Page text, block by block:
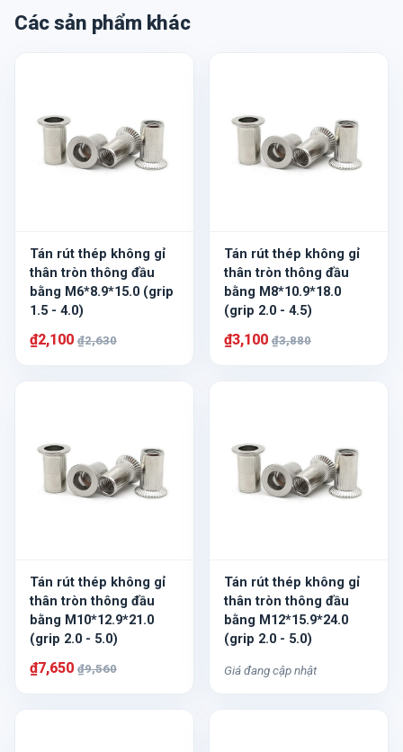
Các sản phẩm khác
Tán rút thép không gỉ
thân tròn thông đầu
bằng M6*8.9*15.0 (grip
1.5 - 4.0)
₫2,100 ₫2,630
Tán rút thép không gỉ
thân tròn thông đầu
bằng M8*10.9*18.0
(grip 2.0 - 4.5)
₫3,100 ₫3,880
Tán rút thép không gỉ
thân tròn thông đầu
bằng M10*12.9*21.0
(grip 2.0 - 5.0)
₫7,650 ₫9,560
Tán rút thép không gỉ
thân tròn thông đầu
bằng M12*15.9*24.0
(grip 2.0 - 5.0)
Giá đang cập nhật